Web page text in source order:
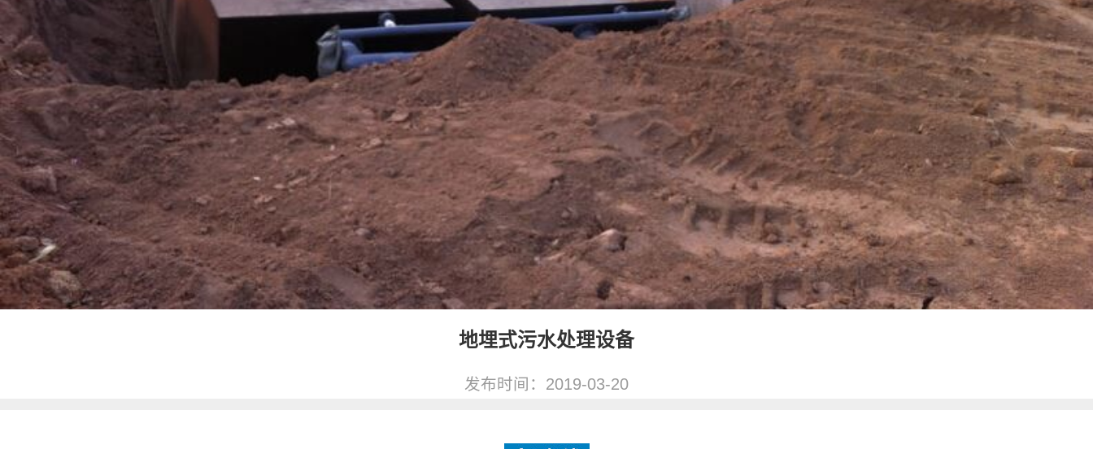
地埋式污水处理设备
发布时间：2019-03-20